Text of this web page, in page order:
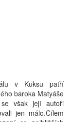
v Kuksu patří
baroka Matyáše
se však její autoři
jen málo.Cílem